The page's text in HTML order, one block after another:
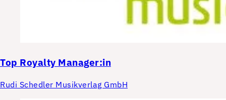
Top Royalty Manager:in
Rudi Schedler Musikverlag GmbH